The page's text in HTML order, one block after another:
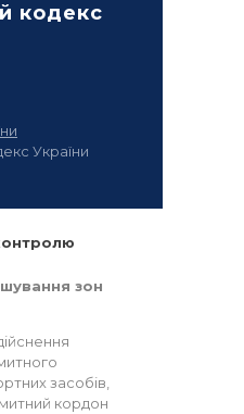
кодекс
України
зон
засобів,
кордон